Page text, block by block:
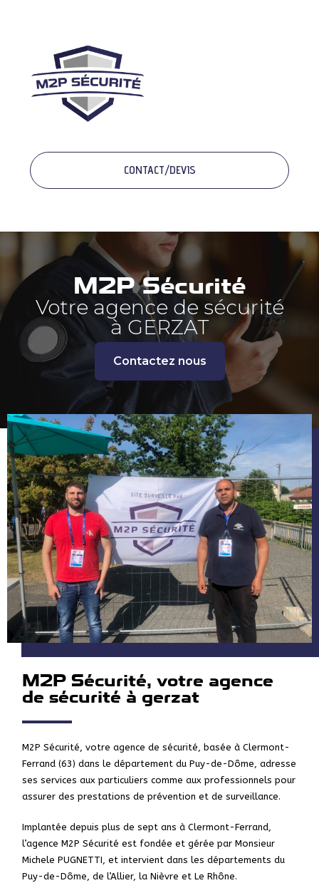
CONTACT/DEVIS
M2P Sécurité
Votre agence de sécurité
à GERZAT
Contactez nous
M2P Sécurité, votre agence
de sécurité à gerzat
M2P Sécurité, votre agence de sécurité, basée à Clermont-
Ferrand (63) dans le département du Puy-de-Dôme, adresse
ses services aux particuliers comme aux professionnels pour
assurer des prestations de prévention et de surveillance.
Implantée depuis plus de sept ans à Clermont-Ferrand,
l’agence M2P Sécurité est fondée et gérée par Monsieur
Michele PUGNETTI, et intervient dans les départements du
Puy-de-Dôme, de l’Allier, la Nièvre et Le Rhône.